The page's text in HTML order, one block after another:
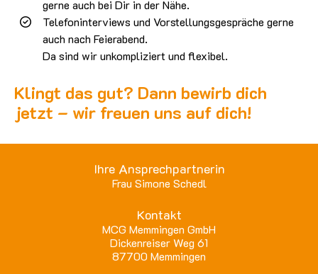
gerne auch bei Dir in der Nähe.
Telefoninterviews und Vorstellungsgespräche gerne
auch nach Feierabend.
Da sind wir unkompliziert und flexibel.
Klingt das gut? Dann bewirb dich
jetzt – wir freuen uns auf dich!
Ihre Ansprechpartnerin
Frau Simone Schedl
Kontakt
MCG Memmingen GmbH
Dickenreiser Weg 61
87700 Memmingen